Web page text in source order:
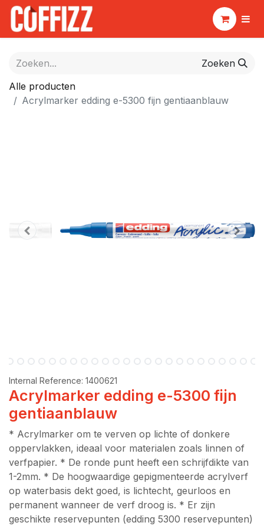
Zoeken
Alle producten
Acrylmarker edding e-5300 fijn gentiaanblauw
Internal Reference: 1400621
Acrylmarker edding e-5300 fijn
gentiaanblauw
* Acrylmarker om te verven op lichte of donkere
oppervlakken, ideaal voor materialen zoals linnen of
verfpapier. * De ronde punt heeft een schrijfdikte van
1-2mm. * De hoogwaardige gepigmenteerde acrylverf
op waterbasis dekt goed, is lichtecht, geurloos en
permanent wanneer de verf droog is. * Er zijn
geschikte reservepunten (edding 5300 reservepunten)